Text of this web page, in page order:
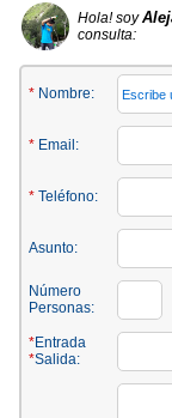
Hola! soy
consulta:
* Nombre:
* Email:
* Teléfono:
Asunto:
Número
Personas:
*Entrada
*Salida: